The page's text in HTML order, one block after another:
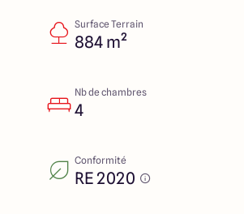
Surface Terrain
884 m²
Nb de chambres
4
Conformité
RE 2020